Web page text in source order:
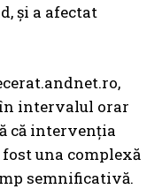
și a afectat
intervalul orar
că intervenția
una complexă
semnificativă.